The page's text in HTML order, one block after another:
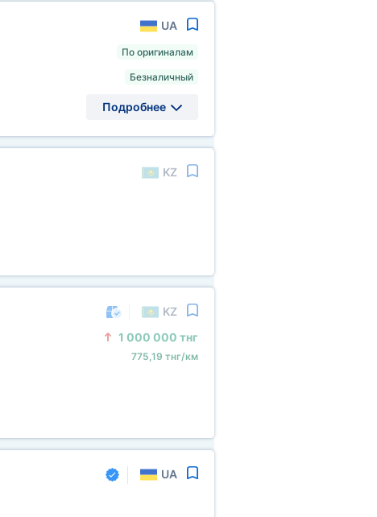
UA
По оригиналам
Безналичный
Подробнее
KZ
KZ
1 000 000 тнг
775,19 тнг/км
UA